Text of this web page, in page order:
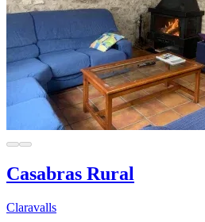
Casabras Rural
Claravalls